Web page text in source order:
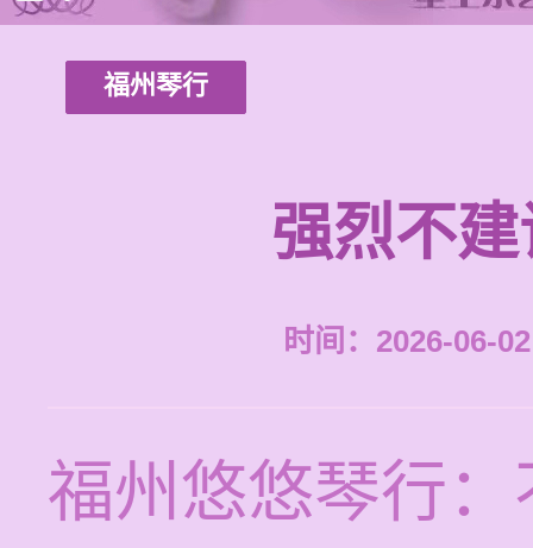
福州琴行
强烈不
时间：2026-06-
福州悠悠琴行